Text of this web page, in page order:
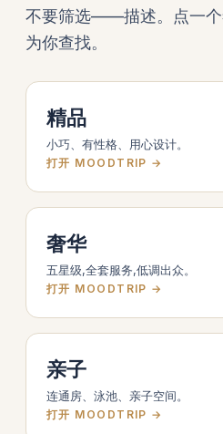
不要筛选——描述。点一
为你查找。
精品
小巧、有性格、用心设计。
打开 MOODTRIP →
奢华
五星级,全套服务,低调出众。
打开 MOODTRIP →
亲子
连通房、泳池、亲子空间。
打开 MOODTRIP →